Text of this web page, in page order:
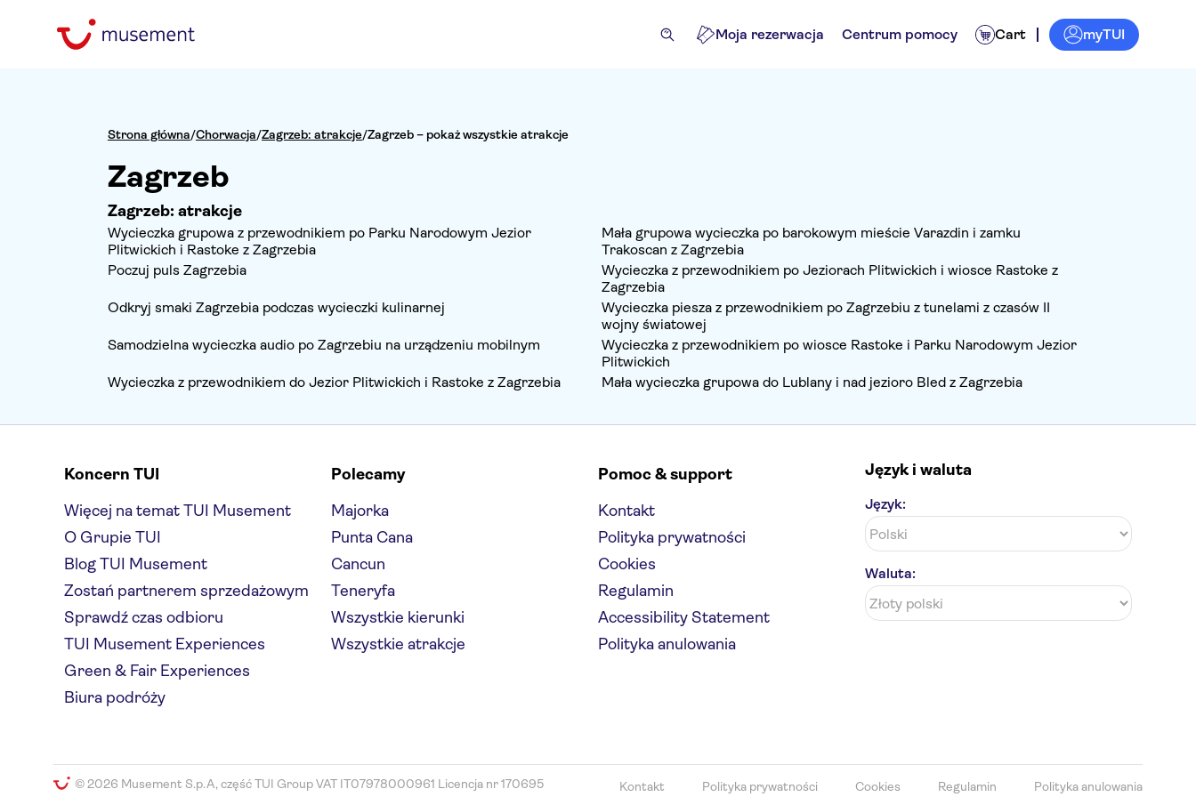
Moja rezerwacja Centrum pomocy Cart myTUI
Strona główna/Chorwacja/Zagrzeb: atrakcje/Zagrzeb – pokaż wszystkie atrakcje
Zagrzeb
Zagrzeb: atrakcje
Wycieczka grupowa z przewodnikiem po Parku Narodowym Jezior
Plitwickich i Rastoke z Zagrzebia
Mała grupowa wycieczka po barokowym mieście Varazdin i zamku
Trakoscan z Zagrzebia
Poczuj puls Zagrzebia
Wycieczka z przewodnikiem po Jeziorach Plitwickich i wiosce Rastoke z
Zagrzebia
Odkryj smaki Zagrzebia podczas wycieczki kulinarnej
Wycieczka piesza z przewodnikiem po Zagrzebiu z tunelami z czasów II
wojny światowej
Samodzielna wycieczka audio po Zagrzebiu na urządzeniu mobilnym
Wycieczka z przewodnikiem po wiosce Rastoke i Parku Narodowym Jezior
Plitwickich
Wycieczka z przewodnikiem do Jezior Plitwickich i Rastoke z Zagrzebia
Mała wycieczka grupowa do Lublany i nad jezioro Bled z Zagrzebia
Koncern TUI
Więcej na temat TUI Musement
O Grupie TUI
Blog TUI Musement
Zostań partnerem sprzedażowym
Sprawdź czas odbioru
TUI Musement Experiences
Green & Fair Experiences
Biura podróży
Polecamy
Majorka
Punta Cana
Cancun
Teneryfa
Wszystkie kierunki
Wszystkie atrakcje
Pomoc & support
Kontakt
Polityka prywatności
Cookies
Regulamin
Accessibility Statement
Polityka anulowania
Język i waluta
Język:
Waluta:
© 2026 Musement S.p.A, część TUI Group VAT IT07978000961 Licencja nr 170695 Kontakt Polityka prywatności Cookies Regulamin Polityka anulowania